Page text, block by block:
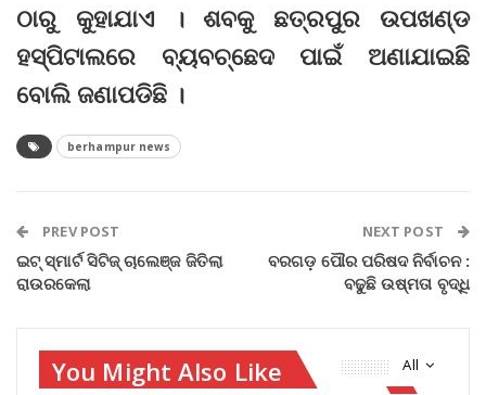
ଠାରୁ କୁହାଯାଏ । ଶବକୁ ଛତ୍ରପୁର ଉପଖଣ୍ଡ
ହସ୍ପିଟାଲରେ ବ୍ୟବଚ୍ଛେଦ ପାଇଁ ଅଣାଯାଇଛି
ବୋଲି ଜଣାପଡିଛି ।
berhampur news
PREV POST
ଇଟ୍ ସ୍ମାର୍ଟ ସିଟିଜ୍ ଚାଲେଞ୍ଜ ଜିତିଲା
ରାଉରକେଲା
NEXT POST
ବରଗଡ଼ ପୌର ପରିଷଦ ନିର୍ବାଚନ :
ବଢୁଛି ଉଷ୍ମତା ବୃଦ୍ଧି
All
You Might Also Like